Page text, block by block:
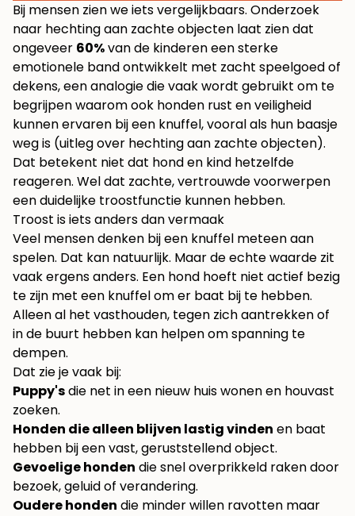
Bij mensen zien we iets vergelijkbaars. Onderzoek
naar hechting aan zachte objecten laat zien dat
ongeveer 60%van de kinderen een sterke
emotionele band ontwikkelt met zacht speelgoed of
dekens, een analogie die vaak wordt gebruikt om te
begrijpen waarom ook honden rust en veiligheid
kunnen ervaren bij een knuffel, vooral als hun baasje
weg is (uitleg over hechting aan zachte objecten).
Dat betekent niet dat hond en kind hetzelfde
reageren. Wel dat zachte, vertrouwde voorwerpen
een duidelijke troostfunctie kunnen hebben.
Troost is iets anders dan vermaak
Veel mensen denken bij een knuffel meteen aan
spelen. Dat kan natuurlijk. Maar de echte waarde zit
vaak ergens anders. Een hond hoeft niet actief bezig
te zijn met een knuffel om er baat bij te hebben.
Alleen al het vasthouden, tegen zich aantrekken of
in de buurt hebben kan helpen om spanning te
dempen.
Dat zie je vaak bij:
Puppy'sdie net in een nieuw huis wonen en houvast
zoeken.
Honden die alleen blijven lastig vinden en baat
hebben bij een vast, geruststellend object.
Gevoelige honden die snel overprikkeld raken door
bezoek, geluid of verandering.
Oudere honden die minder willen ravotten maar